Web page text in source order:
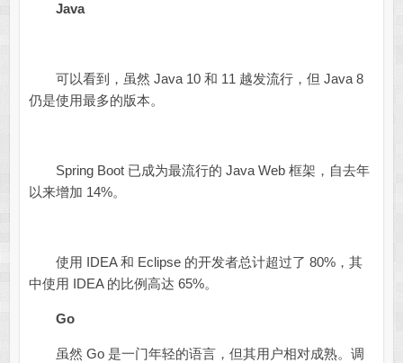
Java
可以看到，虽然 Java 10 和 11 越发流行，但 Java 8
仍是使用最多的版本。
Spring Boot 已成为最流行的 Java Web 框架，自去年
以来增加 14%。
使用 IDEA 和 Eclipse 的开发者总计超过了 80%，其
中使用 IDEA 的比例高达 65%。
Go
虽然 Go 是一门年轻的语言，但其用户相对成熟。调